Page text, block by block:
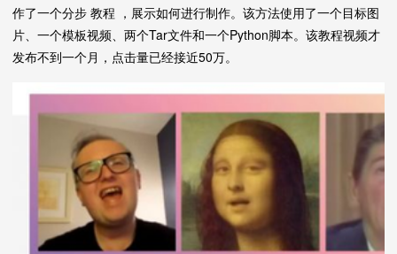
作了一个分步 教程 ，展示如何进行制作。该方法使用了一个目标图
片、一个模板视频、两个Tar文件和一个Python脚本。该教程视频才
发布不到一个月，点击量已经接近50万。